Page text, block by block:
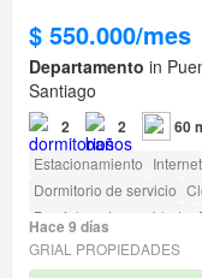
$ 550.000/mes
Departamento in
Santiago
2 2 60
Estacionamiento Internet
Dormitorio de servicio
Parcialmente amoblado
Jardín
Conserje Parilla
Hace 9 días
GRIAL PROPIEDADES